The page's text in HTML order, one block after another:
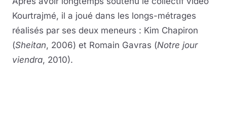
Kourtrajmé, il a joué dans les longs-métrages
réalisés par ses deux meneurs : Kim Chapiron
(Sheitan, 2006) et Romain Gavras (Notre jour
viendra, 2010).